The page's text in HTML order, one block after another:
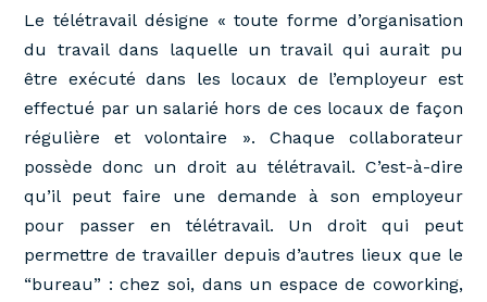
Le télétravail désigne « toute forme d’organisation
du travail dans laquelle un travail qui aurait pu
être exécuté dans les locaux de l’employeur est
effectué par un salarié hors de ces locaux de façon
régulière et volontaire ». Chaque collaborateur
possède donc un droit au télétravail. C’est-à-dire
qu’il peut faire une demande à son employeur
pour passer en télétravail. Un droit qui peut
permettre de travailler depuis d’autres lieux que le
“bureau” : chez soi, dans un espace de coworking,